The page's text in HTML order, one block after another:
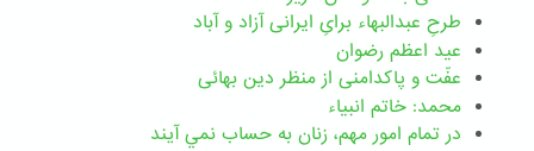
طرحِ عبدالبهاء برایِ ایرانی آزاد و آباد
عید اعظم رضوان
عفّت و پاکدامنی از منظر دین بهائی
محمد: خاتم انبیاء
در تمام امور مهم،‌ زنان به حساب نمي آيند